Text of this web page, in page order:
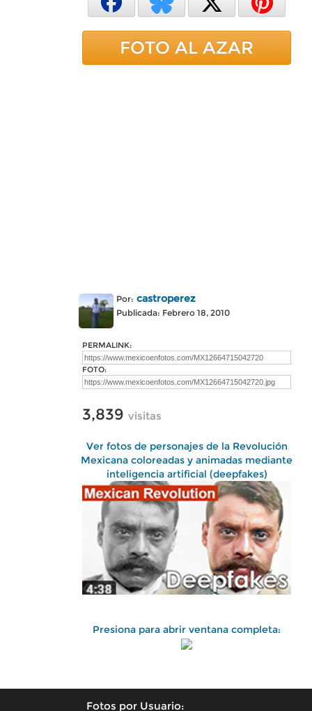
FOTO AL AZAR
Por: castroperez
Publicada: Febrero 18, 2010
PERMALINK:
FOTO:
3,839 visitas
Ver fotos de personajes de la Revolución
Mexicana coloreadas y animadas mediante
inteligencia artificial (deepfakes)
Presiona para abrir ventana completa:
Fotos por Usuario: